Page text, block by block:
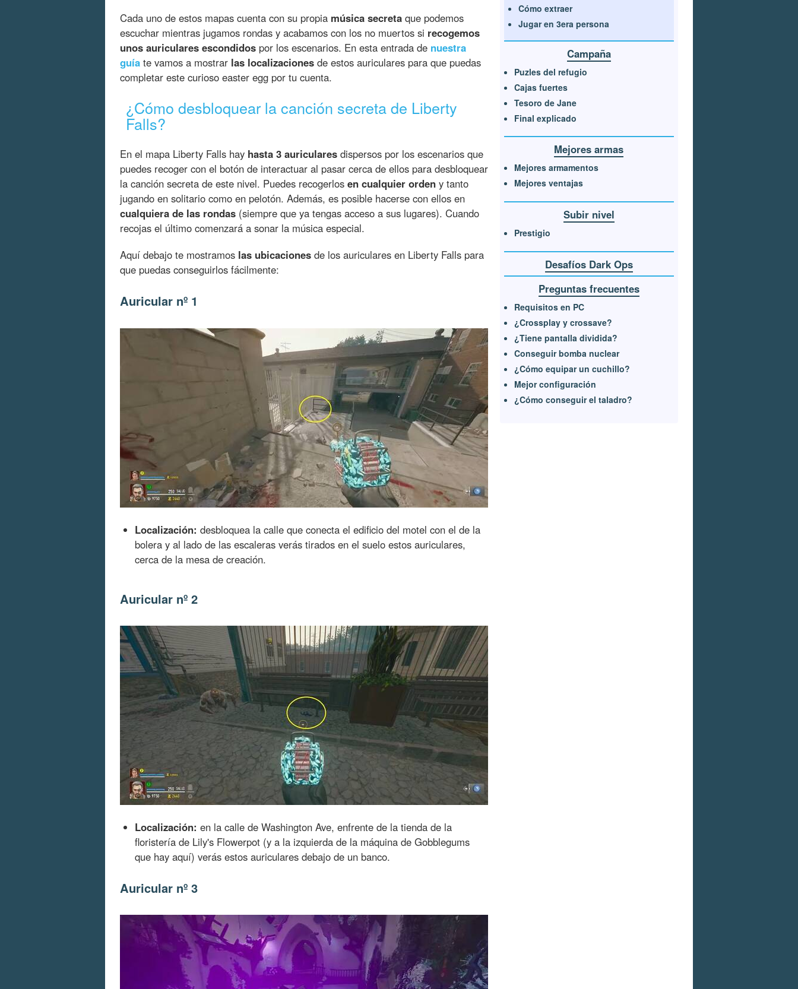
Cada uno de estos mapas cuenta con su propia música secreta que podemos
escuchar mientras jugamos rondas y acabamos con los no muertos si recogemos
unos auriculares escondidos por los escenarios. En esta entrada de nuestra
guía te vamos a mostrar las localizaciones de estos auriculares para que puedas
completar este curioso easter egg por tu cuenta.
¿Cómo desbloquear la canción secreta de Liberty
Falls?
En el mapa Liberty Falls hay hasta 3 auriculares dispersos por los escenarios que
puedes recoger con el botón de interactuar al pasar cerca de ellos para desbloquear
la canción secreta de este nivel. Puedes recogerlos en cualquier orden y tanto
jugando en solitario como en pelotón. Además, es posible hacerse con ellos en
cualquiera de las rondas (siempre que ya tengas acceso a sus lugares). Cuando
recojas el último comenzará a sonar la música especial.
Aquí debajo te mostramos las ubicaciones de los auriculares en Liberty Falls para
que puedas conseguirlos fácilmente:
Auricular nº 1
Localización: desbloquea la calle que conecta el edificio del motel con el de la
bolera y al lado de las escaleras verás tirados en el suelo estos auriculares,
cerca de la mesa de creación.
Auricular nº 2
Localización: en la calle de Washington Ave, enfrente de la tienda de la
floristería de Lily's Flowerpot (y a la izquierda de la máquina de Gobblegums
que hay aquí) verás estos auriculares debajo de un banco.
Auricular nº 3
Cómo extraer
Jugar en 3era persona
Campaña
Puzles del refugio
Cajas fuertes
Tesoro de Jane
Final explicado
Mejores armas
Mejores armamentos
Mejores ventajas
Subir nivel
Prestigio
Desafíos Dark Ops
Preguntas frecuentes
Requisitos en PC
¿Crossplay y crossave?
¿Tiene pantalla dividida?
Conseguir bomba nuclear
¿Cómo equipar un cuchillo?
Mejor configuración
¿Cómo conseguir el taladro?